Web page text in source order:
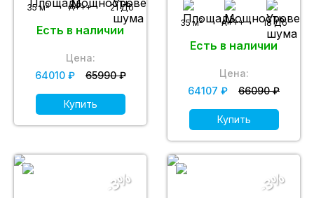
35 м2 A+++ 21 Дб
Есть в наличии
Цена:
64010 ₽
65990 ₽
Купить
35 м2 A+++ 18 Дб
Есть в наличии
Цена:
64107 ₽
66090 ₽
Купить
-3% -3%